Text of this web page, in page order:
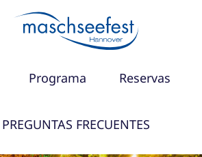
Programa Reservas
PREGUNTAS FRECUENTES